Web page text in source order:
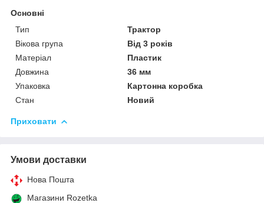
Основні
Тип
Трактор
Вікова група
Від 3 років
Матеріал
Пластик
Довжина
36 мм
Упаковка
Картонна коробка
Стан
Новий
Приховати
Умови доставки
Нова Пошта
Магазини Rozetka